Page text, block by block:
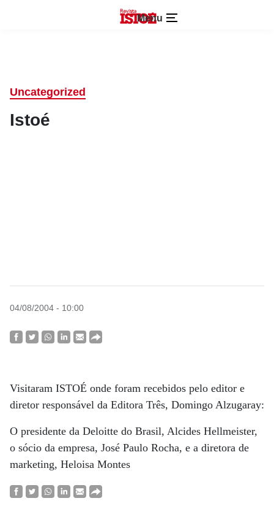
Menu
Uncategorized
Istoé
04/08/2004 - 10:00
Visitaram ISTOÉ onde foram recebidos pelo editor e
diretor responsável da Editora Três, Domingo Alzugaray:
O presidente da Deloitte do Brasil, Alcides Hellmeister,
o sócio da empresa, José Paulo Rocha, e a diretora de
marketing, Heloisa Montes